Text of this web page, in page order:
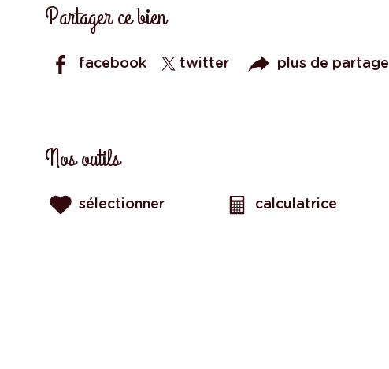
Partager ce bien
facebook twitter plus de partage
Nos outils
sélectionner calculatrice